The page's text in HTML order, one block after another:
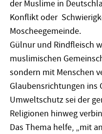
der Muslime in
Konflikt oder
Moscheegemeinde.
Gülnur und Rindfleisch
muslimischen
sondern mit Menschen
Glaubensrichtungen ins
Umweltschutz sei der
Religionen hinweg
Das Thema helfe, „mit